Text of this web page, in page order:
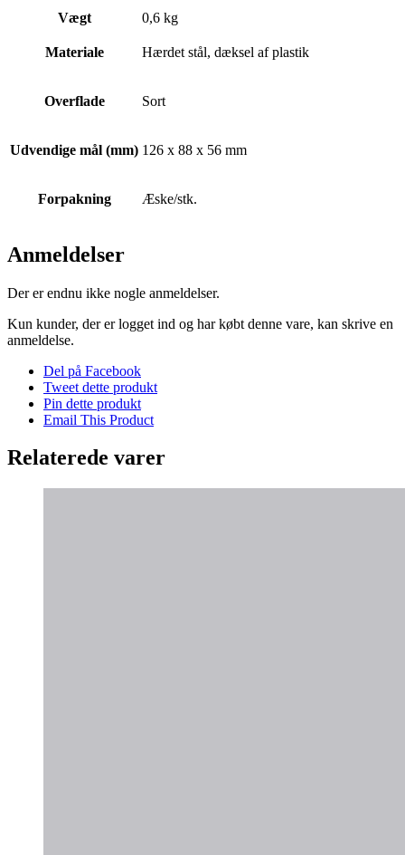
Vægt 0,6 kg
Materiale Hærdet stål, dæksel af plastik
Overflade Sort
Udvendige mål (mm) 126 x 88 x 56 mm
Forpakning Æske/stk.
Anmeldelser
Der er endnu ikke nogle anmeldelser.
Kun kunder, der er logget ind og har købt denne vare, kan skrive en
anmeldelse.
Del på Facebook
Tweet dette produkt
Pin dette produkt
Email This Product
Relaterede varer